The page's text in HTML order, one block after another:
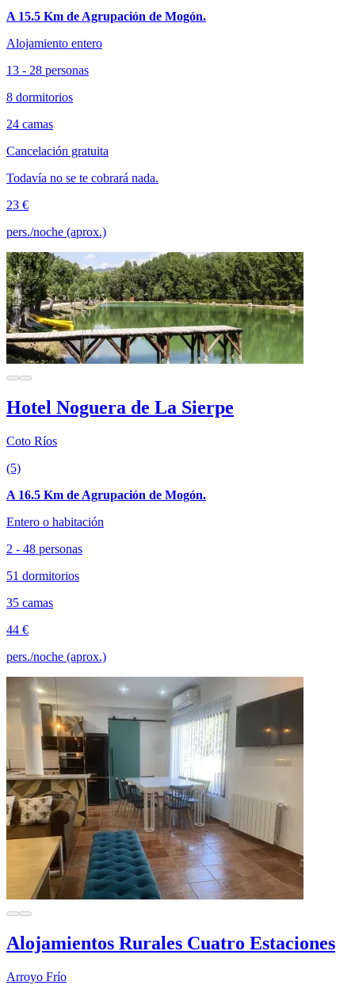
A 15.5 Km de Agrupación de Mogón.
Alojamiento entero
13 - 28 personas
8 dormitorios
24 camas
Cancelación gratuita
Todavía no se te cobrará nada.
23 €
pers./noche (aprox.)
Hotel Noguera de La Sierpe
Coto Ríos
(5)
A 16.5 Km de Agrupación de Mogón.
Entero o habitación
2 - 48 personas
51 dormitorios
35 camas
44 €
pers./noche (aprox.)
Alojamientos Rurales Cuatro Estaciones
Arroyo Frío